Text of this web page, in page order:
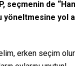
seçmenin de
yöneltmesine yol
erken seçim